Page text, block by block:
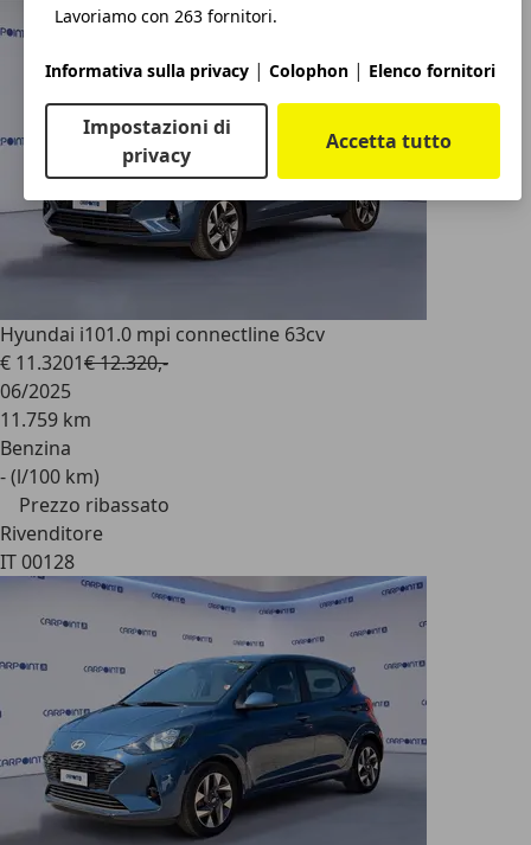
Lavoriamo con 263 fornitori.
Informativa sulla privacy | Colophon | Elenco fornitori
Impostazioni di
privacy
Accetta tutto
Hyundai i101.0 mpi connectline 63cv
€ 11.3201€ 12.320,-
06/2025
11.759 km
Benzina
- (l/100 km)
Prezzo ribassato
Rivenditore
IT 00128